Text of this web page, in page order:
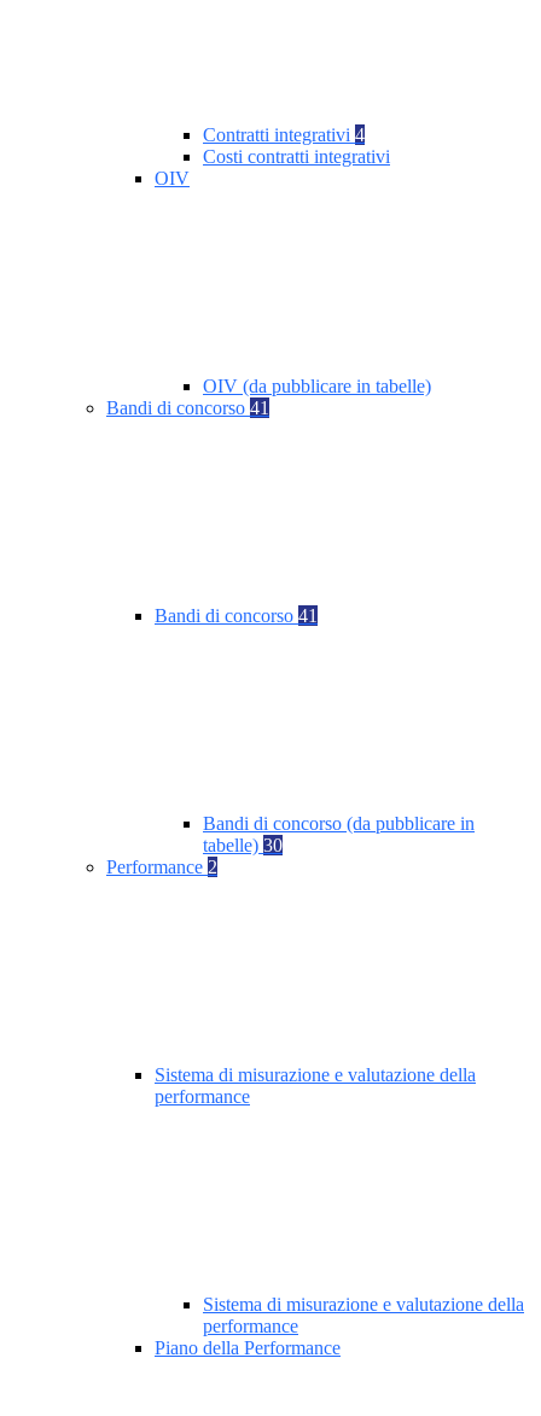
Contratti integrativi 4
Costi contratti integrativi
OIV
OIV (da pubblicare in tabelle)
Bandi di concorso 41
Bandi di concorso 41
Bandi di concorso (da pubblicare in
tabelle) 30
Performance 2
Sistema di misurazione e valutazione della
performance
Sistema di misurazione e valutazione della
performance
Piano della Performance